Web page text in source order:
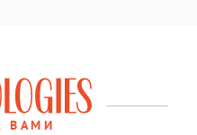
ВАМИ